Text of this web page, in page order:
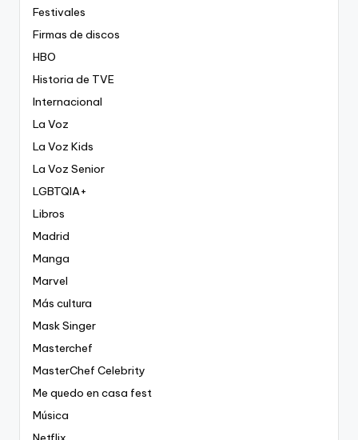
Festivales
Firmas de discos
HBO
Historia de TVE
Internacional
La Voz
La Voz Kids
La Voz Senior
LGBTQIA+
Libros
Madrid
Manga
Marvel
Más cultura
Mask Singer
Masterchef
MasterChef Celebrity
Me quedo en casa fest
Música